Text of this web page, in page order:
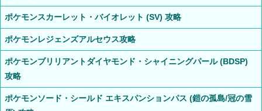
ポケモンスカーレット・バイオレット (SV) 攻略
ポケモンレジェンズアルセウス攻略
ポケモンブリリアントダイヤモンド・シャイニングパール (BDSP)
攻略
ポケモンソード・シールド エキスパンションパス (鎧の孤島/冠の雪